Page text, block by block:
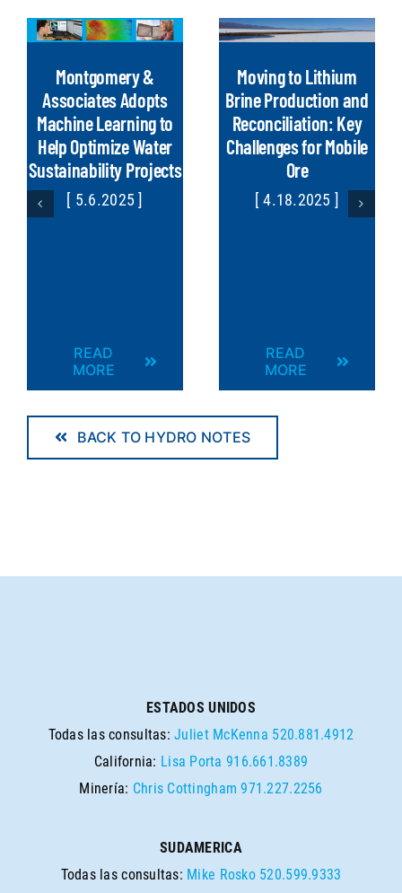
Montgomery &
Associates Adopts
Machine Learning to
Help Optimize Water
Sustainability Projects
[ 5.6.2025 ]
READ
MORE
Moving to Lithium
Brine Production and
Reconciliation: Key
Challenges for Mobile
Ore
[ 4.18.2025 ]
READ
MORE
BACK TO HYDRO NOTES
ESTADOS UNIDOS
Todas las consultas:Juliet McKenna 520.881.4912
California: Lisa Porta 916.661.8389
Minería: Chris Cottingham 971.227.2256
SUDAMERICA
Todas las consultas: Mike Rosko 520.599.9333